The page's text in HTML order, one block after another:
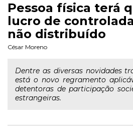
Pessoa física terá
lucro de
não distribuído
César Moreno
Dentre as diversas novidades
está o novo regramento
detentoras de participação
estrangeiras.